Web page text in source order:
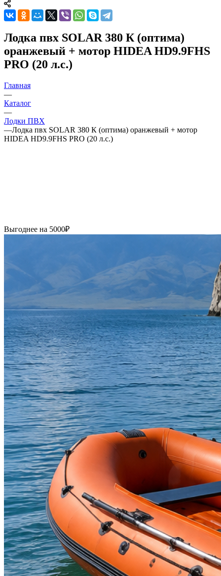
Лодка пвх SOLAR 380 К (оптима)
оранжевый + мотор HIDEA HD9.9FHS
PRO (20 л.с.)
Главная
—
Каталог
—
Лодки ПВХ
—Лодка пвх SOLAR 380 К (оптима) оранжевый + мотор
HIDEA HD9.9FHS PRO (20 л.с.)
Выгоднее на 5000₽